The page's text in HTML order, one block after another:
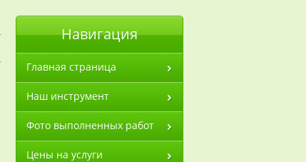
Навигация
Главная страница
Наш инструмент
Фото выполненных работ
Цены на услуги